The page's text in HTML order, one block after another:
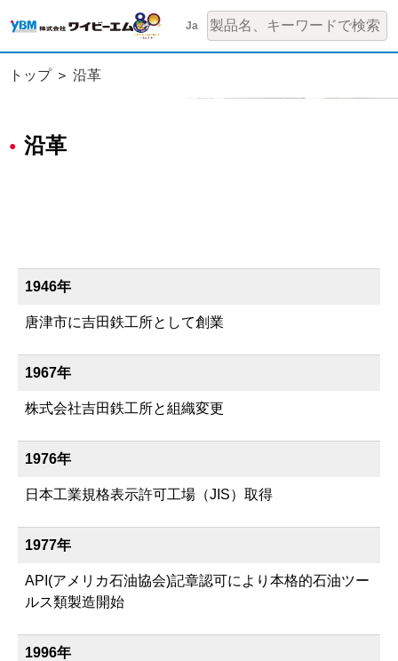
Ja
トップ 沿革
沿革
1946年
唐津市に吉田鉄工所として創業
1967年
株式会社吉田鉄工所と組織変更
1976年
日本工業規格表示許可工場（JIS）取得
1977年
API(アメリカ石油協会)記章認可により本格的石油ツー
ルス類製造開始
1996年